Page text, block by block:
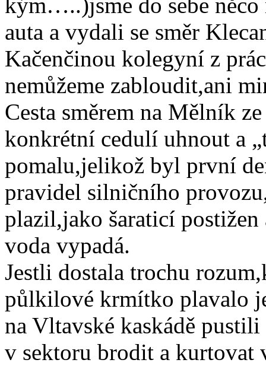
auta a vydali se směr
Kačenčinou kolegyní z
nemůžeme zabloudit,ani
Cesta směrem na Mělník
konkrétní cedulí uhnout a
pomalu,jelikož byl první
pravidel silničního
plazil,jako šaraticí
voda vypadá.
Jestli dostala trochu
půlkilové krmítko plavalo
na Vltavské kaskádě
v sektoru brodit a kurtovat